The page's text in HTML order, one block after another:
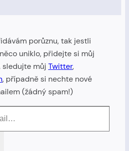
porůznu, tak jestli
uniklo, přidejte si můj
sledujte můj Twitter,
, případně si nechte nové
(žádný spam!)